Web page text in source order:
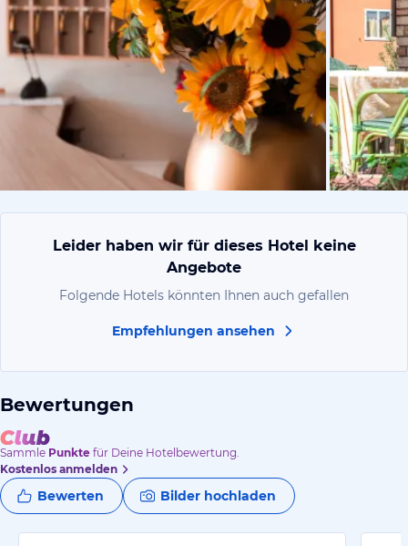
vom
Leider haben wir für dieses Hotel keine
Angebote
Folgende Hotels könnten Ihnen auch gefallen
Empfehlungen ansehen
Bewertungen
Sammle Punkte für Deine Hotelbewertung.
Kostenlos anmelden
Bewerten Bilder hochladen